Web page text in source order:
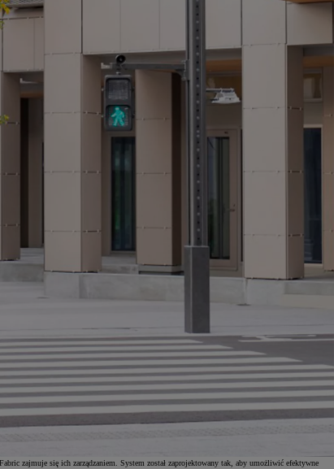
zajmuje się ich zarządzaniem. System został zaprojektowany tak, aby umożliwić efektywne